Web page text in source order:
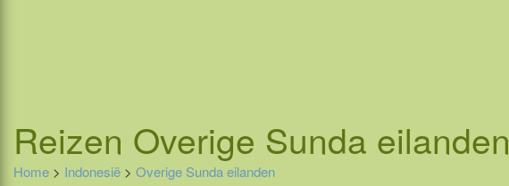
Reizen Overige Sunda eilanden
Home > Indonesië > Overige Sunda eilanden